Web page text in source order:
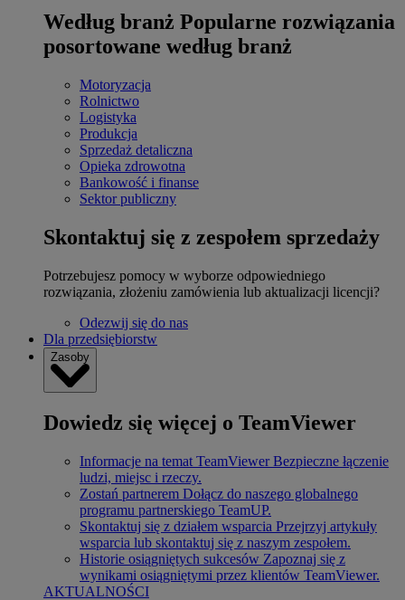
Według branż Popularne rozwiązania
posortowane według branż
Motoryzacja
Rolnictwo
Logistyka
Produkcja
Sprzedaż detaliczna
Opieka zdrowotna
Bankowość i finanse
Sektor publiczny
Skontaktuj się z zespołem sprzedaży
Potrzebujesz pomocy w wyborze odpowiedniego
rozwiązania, złożeniu zamówienia lub aktualizacji licencji?
Odezwij się do nas
Dla przedsiębiorstw
Zasoby
Dowiedz się więcej o TeamViewer
Informacje na temat TeamViewer Bezpieczne łączenie
ludzi, miejsc i rzeczy.
Zostań partnerem Dołącz do naszego globalnego
programu partnerskiego TeamUP.
Skontaktuj się z działem wsparcia Przejrzyj artykuły
wsparcia lub skontaktuj się z naszym zespołem.
Historie osiągniętych sukcesów Zapoznaj się z
wynikami osiągniętymi przez klientów TeamViewer.
AKTUALNOŚCI